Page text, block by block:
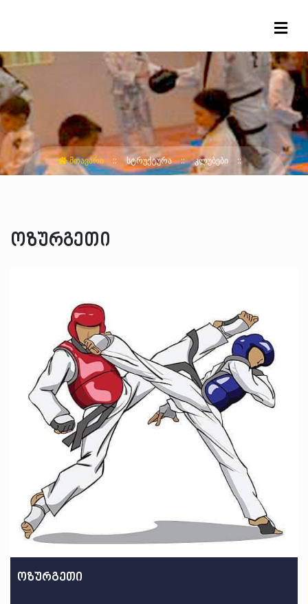
ᲛᲗᲐᲕᲐᲠᲘ ᲡᲢᲠᲣᲥᲢᲣᲠᲐ ᲙᲚᲣᲑᲔᲑᲘ
ოზურგეთი
ოზურგეთი